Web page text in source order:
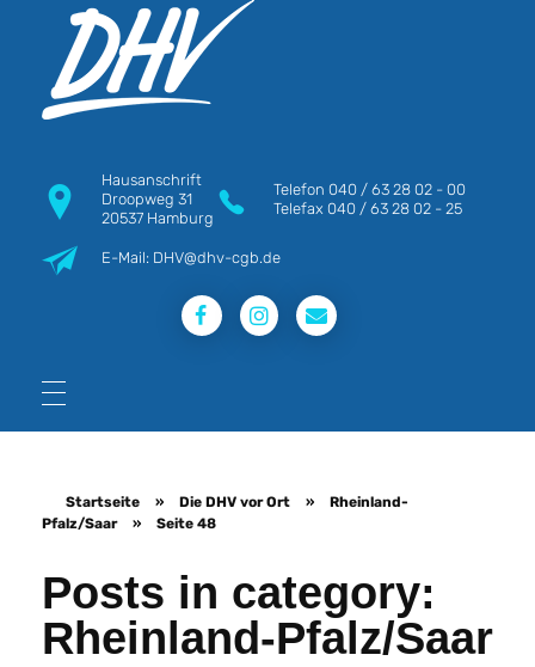
Hausanschrift
Droopweg 31
20537 Hamburg
Telefon 040 / 63 28 02 - 00
Telefax 040 / 63 28 02 - 25
E-Mail: DHV@dhv-cgb.de
Startseite » Die DHV vor Ort »
Rheinland-
Pfalz/Saar
» Seite 48
Posts in category:
Rheinland-Pfalz/Saar